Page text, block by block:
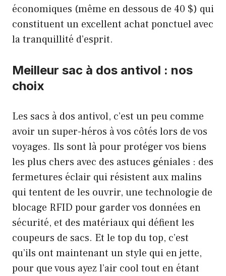
économiques (même en dessous de 40 $) qui
constituent un excellent achat ponctuel avec
la tranquillité d’esprit.
Meilleur sac à dos antivol : nos
choix
Les sacs à dos antivol, c’est un peu comme
avoir un super-héros à vos côtés lors de vos
voyages. Ils sont là pour protéger vos biens
les plus chers avec des astuces géniales : des
fermetures éclair qui résistent aux malins
qui tentent de les ouvrir, une technologie de
blocage RFID pour garder vos données en
sécurité, et des matériaux qui défient les
coupeurs de sacs. Et le top du top, c’est
qu’ils ont maintenant un style qui en jette,
pour que vous ayez l’air cool tout en étant